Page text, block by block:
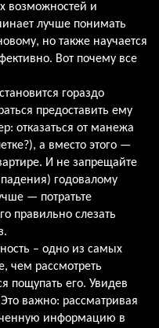
возможностей и
лучше понимать
но также научается
Вот почему все
гораздо
предоставить ему
отказаться от манежа
а вместо этого —
И не запрещайте
годовалому
— потратьте
правильно слезать
– одно из самых
чем рассмотреть
пощупать его. Увидев
важно: рассматривая
информацию в